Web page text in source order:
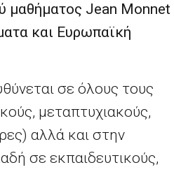
μαθήματος Jean Monnet
και Ευρωπαϊκή
σε όλους τους
μεταπτυχιακούς,
αλλά και στην
σε εκπαιδευτικούς,